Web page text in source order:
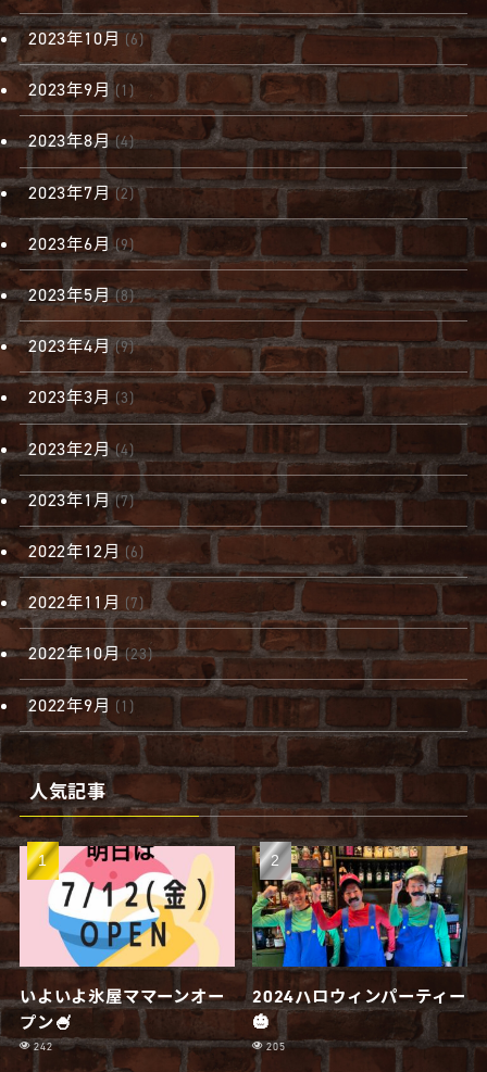
2023年10月 (6)
2023年9月 (1)
2023年8月(4)
2023年7月(2)
2023年6月(9)
2023年5月(8)
2023年4月 (9)
2023年3月 (3)
2023年2月(4)
2023年1月(7)
2022年12月 (6)
2022年11月 (7)
2022年10月(23)
2022年9月 (1)
人気記事
いよいよ氷屋ママーンオー
プン🍧
242
2024ハロウィンパーティー
🎃
205